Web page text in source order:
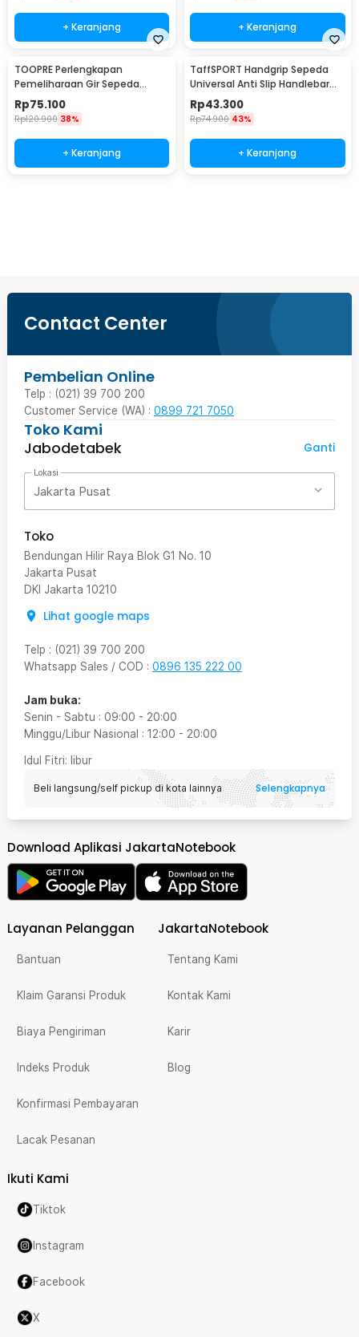
+ Keranjang + Keranjang
TOOPRE Perlengkapan
Pemeliharaan Gir Sepeda
Hydraulic Brake Bleed Kit - 2021
Rp75.100
Rp120.900 38%
+ Keranjang
TaffSPORT Handgrip Sepeda
Universal Anti Slip Handlebar
Grip - BT1001
Rp43.300
Rp74.900 43%
+ Keranjang
Contact Center
Pembelian Online
Telp : (021) 39 700 200
Customer Service (WA) : 0899 721 7050
Toko Kami
Jabodetabek
Ganti
Lokasi
Jakarta Pusat
Toko
Bendungan Hilir Raya Blok G1 No. 10
Jakarta Pusat
DKI Jakarta 10210
Lihat google maps
Telp : (021) 39 700 200
Whatsapp Sales / COD : 0896 135 222 00
Jam buka:
Senin - Sabtu : 09:00 - 20:00
Minggu/Libur Nasional : 12:00 - 20:00
Idul Fitri: libur
Beli langsung/self pickup di kota lainnya Selengkapnya
Download Aplikasi JakartaNotebook
Layanan Pelanggan
Bantuan
Klaim Garansi Produk
Biaya Pengiriman
Indeks Produk
Konfirmasi Pembayaran
Lacak Pesanan
JakartaNotebook
Tentang Kami
Kontak Kami
Karir
Blog
Ikuti Kami
Tiktok
Instagram
Facebook
X